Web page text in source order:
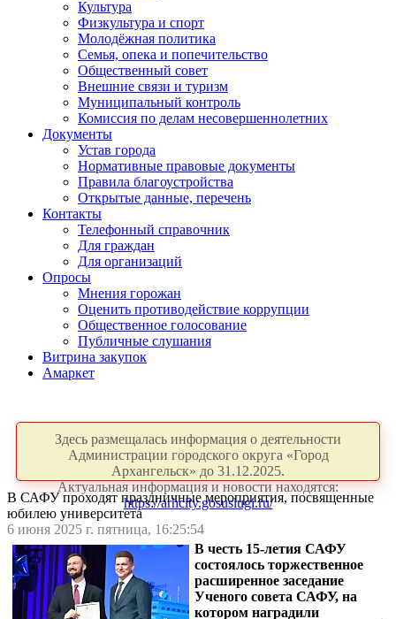
Культура
Физкультура и спорт
Молодёжная политика
Семья, опека и попечительство
Общественный совет
Внешние связи и туризм
Муниципальный контроль
Комиссия по делам несовершеннолетних
Документы
Устав города
Нормативные правовые документы
Правила благоустройства
Открытые данные, перечень
Контакты
Телефонный справочник
Для граждан
Для организаций
Опросы
Мнения горожан
Оценить противодействие коррупции
Общественное голосование
Публичные слушания
Витрина закупок
Амаркет
Здесь размещалась информация о деятельности
Администрации городского округа «Город
Архангельск» до 31.12.2025.
Актуальная информация и новости находятся:
https://arhcity.gosuslugi.ru/
В САФУ проходят праздничные мероприятия, посвященные
юбилею университета
6 июня 2025 г. пятница, 16:25:54
В честь 15-летия САФУ
состоялось торжественное
расширенное заседание
Ученого совета САФУ, на
котором наградили